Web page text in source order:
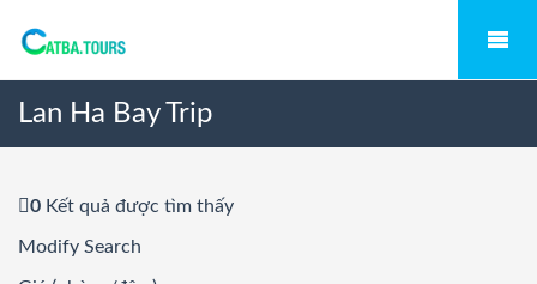
Lan Ha Bay Trip
0 Kết quả được tìm thấy
Modify Search